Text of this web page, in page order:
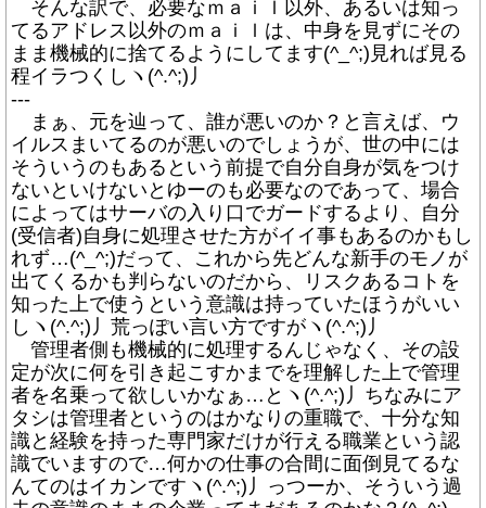
そんな訳で、必要なｍａｉｌ以外、あるいは知っ
てるアドレス以外のｍａｉｌは、中身を見ずにその
まま機械的に捨てるようにしてます(^_^;)見れば見る
程イラつくしヽ(^.^;)丿
---
まぁ、元を辿って、誰が悪いのか？と言えば、ウ
イルスまいてるのが悪いのでしょうが、世の中には
そういうのもあるという前提で自分自身が気をつけ
ないといけないとゆーのも必要なのであって、場合
によってはサーバの入り口でガードするより、自分
(受信者)自身に処理させた方がイイ事もあるのかもし
れず…(^_^;)だって、これから先どんな新手のモノが
出てくるかも判らないのだから、リスクあるコトを
知った上で使うという意識は持っていたほうがいい
しヽ(^.^;)丿荒っぽい言い方ですがヽ(^.^;)丿
管理者側も機械的に処理するんじゃなく、その設
定が次に何を引き起こすかまでを理解した上で管理
者を名乗って欲しいかなぁ…とヽ(^.^;)丿ちなみにア
タシは管理者というのはかなりの重職で、十分な知
識と経験を持った専門家だけが行える職業という認
識でいますので…何かの仕事の合間に面倒見てるな
んてのはイカンですヽ(^.^;)丿っつーか、そういう過